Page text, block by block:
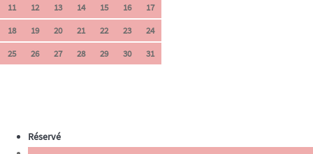
11
12 13 14 15 16
17
18
19 20 21 22 23
24
25
26 27 28 29 30 31
Réservé